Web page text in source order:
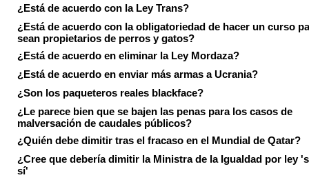
¿Está de acuerdo con la Ley Trans?
¿Está de acuerdo con la obligatoriedad de hacer un curso
sean propietarios de perros y gatos?
¿Está de acuerdo en eliminar la Ley Mordaza?
¿Está de acuerdo en enviar más armas a Ucrania?
¿Son los paqueteros reales blackface?
¿Le parece bien que se bajen las penas para los casos de
malversación de caudales públicos?
¿Quién debe dimitir tras el fracaso en el Mundial de Qatar?
¿Cree que debería dimitir la Ministra de la Igualdad por ley
sí'